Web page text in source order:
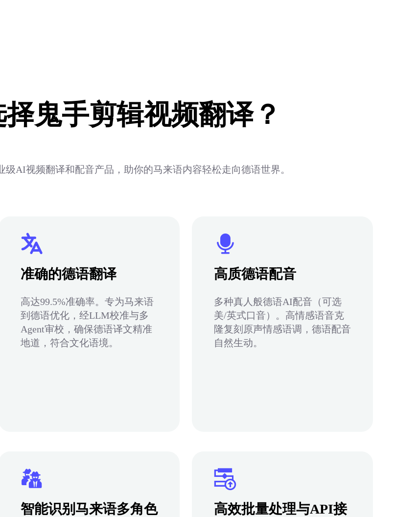
鬼手剪辑视频翻译？
级AI视频翻译和配音产品，助你的马来语内容轻松走向德语世界。
准确的德语翻译
高达99.5%准确率。专为马来语
到德语优化，经LLM校准与多
Agent审校，确保德语译文精准
地道，符合文化语境。
高质德语配音
多种真人般德语AI配音（可选
美/英式口音）。高情感语音克
隆复刻原声情感语调，德语配音
自然生动。
智能识别马来语多角色 高效批量处理与API接